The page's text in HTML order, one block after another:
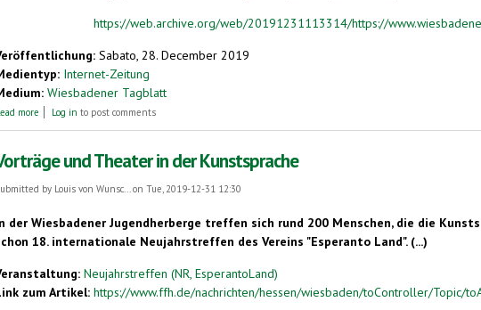
https://web.archive.org/web/20191231113314/https://
Sabato, 28. December 2019
Internet-Zeitung
Wiesbadener Tagblatt
more about 200 beim Internationalen Esperanto-Neujahrstreffen in Wiesbaden
Log in to post comments
und Theater in der Kunstsprache
by Louis von Wunsc...on Tue, 2019-12-31 12:30
der Wiesbadener Jugendherberge treffen sich rund 200 Menschen, die die
18. internationale Neujahrstreffen des Vereins "Esperanto Land". (...)
Neujahrstreffen (NR, EsperantoLand)
zum Artikel: https://www.ffh.de/nachrichten/hessen/wiesbaden/toController/Topic/